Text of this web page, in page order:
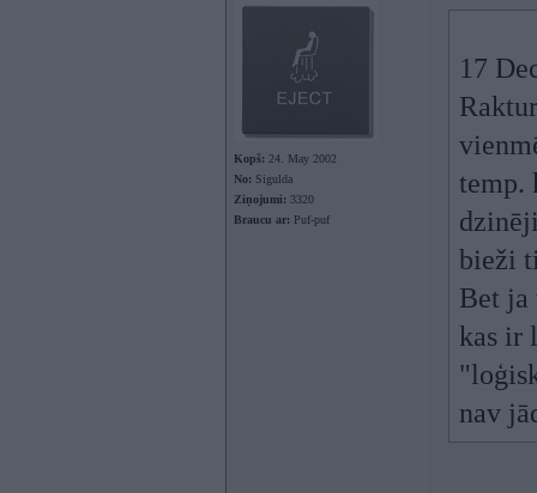
Kopš: 24. May 2002
No: Sigulda
Ziņojumi: 3320
Braucu ar: Puf-puf
17
temp.
bieži
Bet ja
kas ir
nav